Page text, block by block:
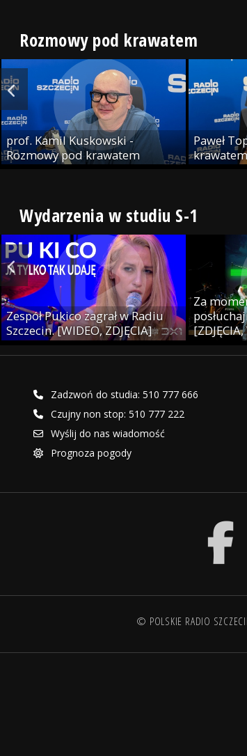
Rozmowy pod krawatem
prof. Kamil Kuskowski -
Rozmowy pod krawatem
Paweł
krawatem
Wydarzenia w studiu S-1
Zespół Pukico zagrał w Radiu
Szczecin. [WIDEO, ZDJĘCIA]
Za
Zadzwoń do studia: 510 777 666
Czujny non stop: 510 777 222
Wyślij do nas wiadomość
Prognoza pogody
© POLSKIE RADIO